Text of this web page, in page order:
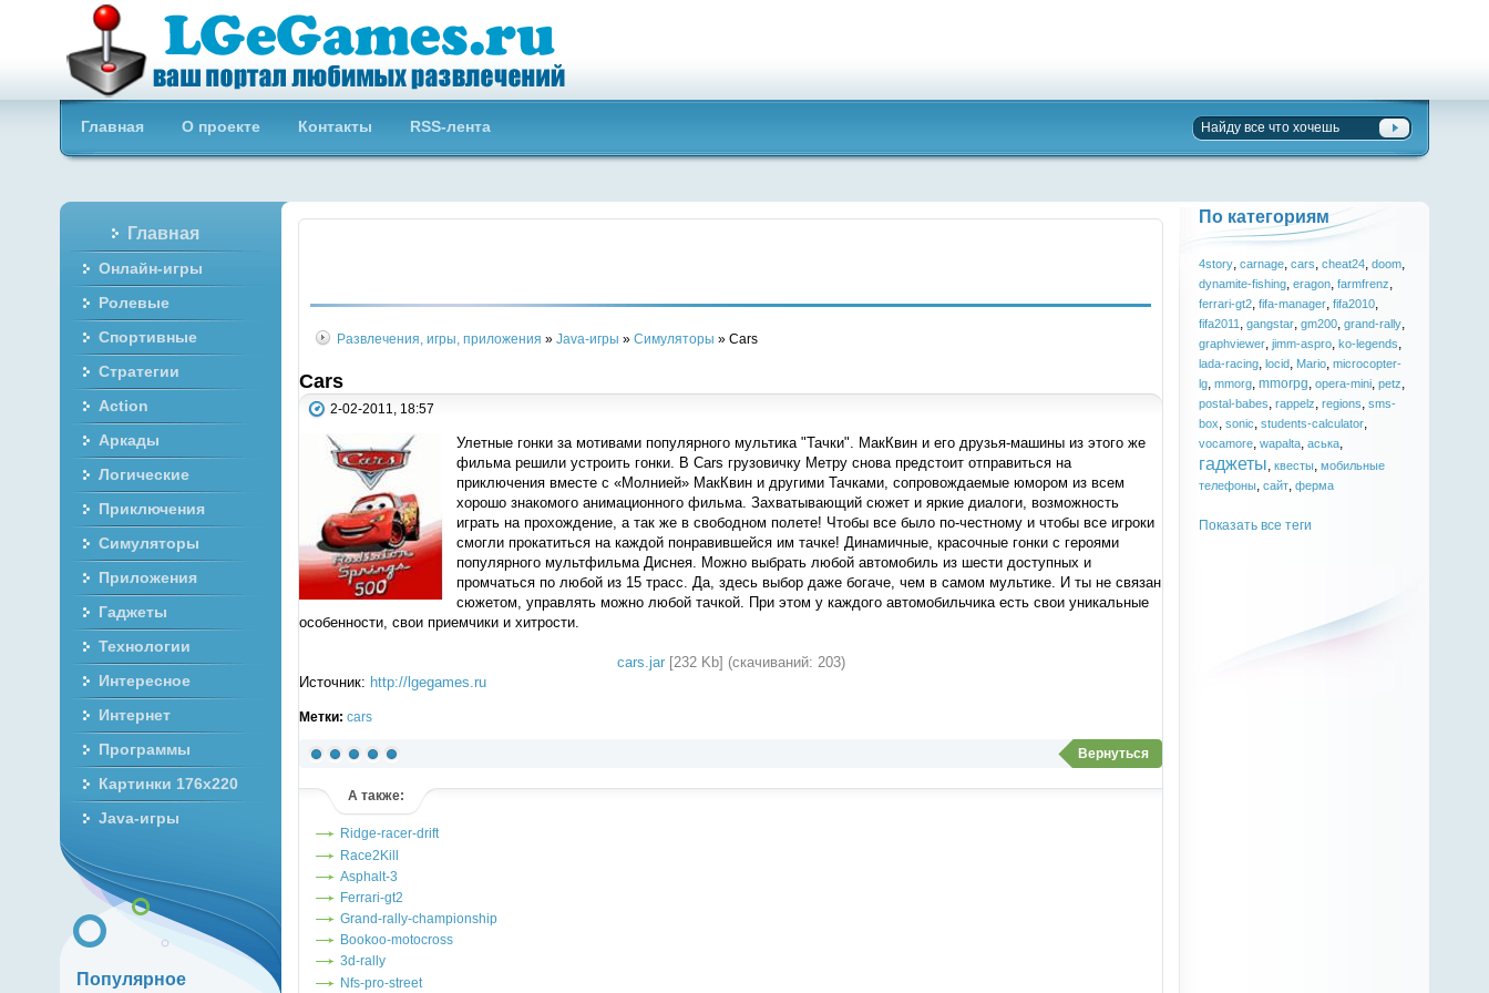
Бесплатные онлайн игры
Главная О проекте Контакты RSS-лента
Развлечения, игры, приложения » Java-игры » Симуляторы » Cars
Cars
2-02-2011, 18:57
Улетные гонки за мотивами популярного мультика "Тачки". МакКвин и его друзья-машины из этого же
фильма решили устроить гонки. В Cars грузовичку Метру снова предстоит отправиться на
приключения вместе с «Молнией» МакКвин и другими Тачками, сопровождаемые юмором из всем
хорошо знакомого анимационного фильма. Захватывающий сюжет и яркие диалоги, возможность
играть на прохождение, а так же в свободном полете! Чтобы все было по-честному и чтобы все игроки
смогли прокатиться на каждой понравившейся им тачке! Динамичные, красочные гонки с героями
популярного мультфильма Диснея. Можно выбрать любой автомобиль из шести доступных и
промчаться по любой из 15 трасс. Да, здесь выбор даже богаче, чем в самом мультике. И ты не связан
сюжетом, управлять можно любой тачкой. При этом у каждого автомобильчика есть свои уникальные
особенности, свои приемчики и хитрости.
cars.jar[232 Kb] (cкачиваний: 203)
Источник: http://lgegames.ru
Метки: cars
Вернуться
А также:
Ridge-racer-drift
Race2Kill
Asphalt-3
Ferrari-gt2
Grand-rally-championship
Bookoo-motocross
3d-rally
Nfs-pro-street
По категориям
4story ,carnage ,cars ,cheat24 ,doom
dynamite-fishing ,eragon ,farmfrenz
ferrari-gt2 ,fifa-manager ,fifa2010
fifa2011 ,gangstar ,gm200 ,grand-rally
graphviewer ,jimm-aspro ,ko-legends
lada-racing ,locid Mario ,microcopter-
lg ,mmorg ,mmorpg ,opera-mini ,petz
postal-babes ,rappelz ,regions ,sms-
box ,sonic ,students-calculator
vocamore ,wapalta ,аська
гаджеты ,квесты ,мобильные
телефоны ,сайт ,ферма
Показать все теги
Главная
Онлайн-игры
Ролевые
Спортивные
Стратегии
Action
Аркады
Логические
Приключения
Симуляторы
Приложения
Гаджеты
Технологии
Интересное
Интернет
Программы
Картинки 176x220
Java-игры
Популярное